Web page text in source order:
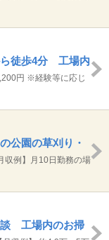
ら徒歩4分 工場内
ょっと
円 ※経験等に応じ
公園の草刈り・
例】月10日勤務の場
談 工場内のお掃